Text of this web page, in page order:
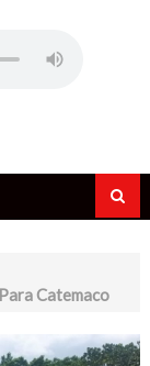
Catemaco